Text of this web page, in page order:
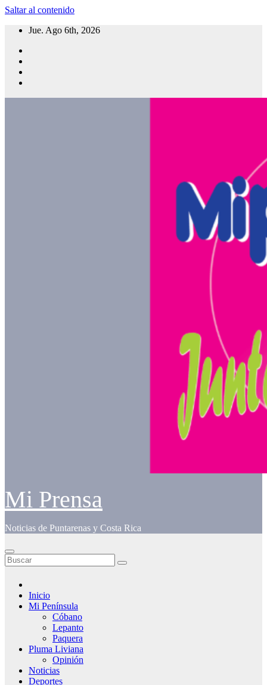
Saltar al contenido
Jue. Ago 6th, 2026
Mi Prensa
Noticias de Puntarenas y Costa Rica
Inicio
Mi Península
Cóbano
Lepanto
Paquera
Pluma Liviana
Opinión
Noticias
Deportes